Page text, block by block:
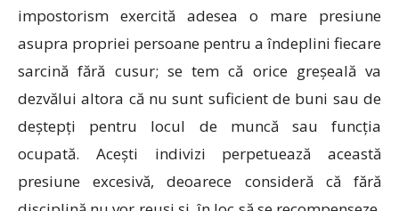
impostorism exercită adesea o mare presiune
asupra propriei persoane pentru a îndeplini fiecare
sarcină fără cusur; se tem că orice greșeală va
dezvălui altora că nu sunt suficient de buni sau de
deștepți pentru locul de muncă sau funcția
ocupată. Acești indivizi perpetuează această
presiune excesivă, deoarece consideră că fără